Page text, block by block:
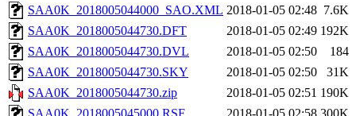
SAA0K_2018005044000_SAO.XML 2018-01-05 02:48 7.6K
SAA0K_2018005044730.DFT
2018-01-05 02:49 192K
SAA0K_2018005044730.DVL
2018-01-05 02:50
184
SAA0K_2018005044730.SKY
2018-01-05 02:50
31K
SAA0K_2018005044730.zip
2018-01-05 02:51 190K